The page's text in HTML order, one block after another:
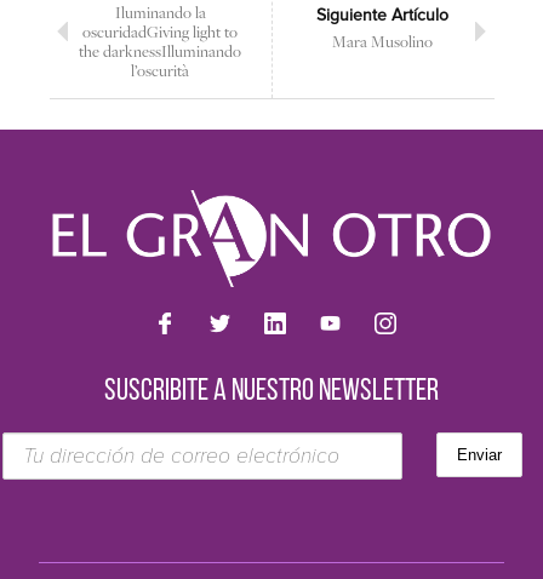
Iluminando la
oscuridadGiving light to
the darknessIlluminando
l’oscurità
Siguiente Artículo
Mara Musolino
SUSCRIBITE A NUESTRO NEWSLETTER